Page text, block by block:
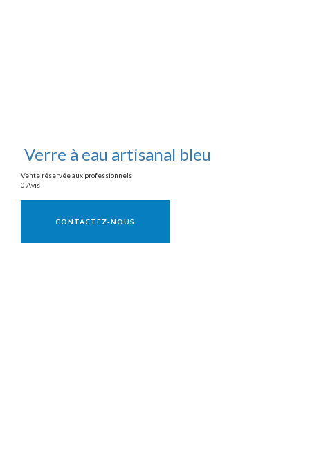
Verre à eau artisanal bleu
Vente réservée aux professionnels
0 Avis
CONTACTEZ-NOUS